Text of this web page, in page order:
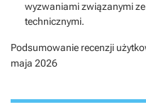
wyzwaniami związanymi
technicznymi.
Podsumowanie recenzji
maja 2026